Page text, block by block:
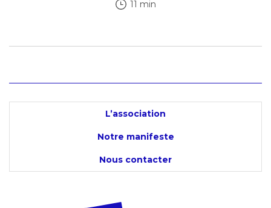
11 min
L’association
Notre manifeste
Nous contacter